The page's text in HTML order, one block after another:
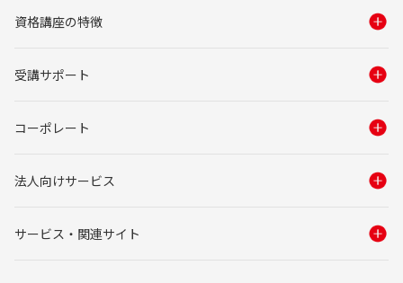
資格講座の特徴
受講サポート
コーポレート
法人向けサービス
サービス・関連サイト